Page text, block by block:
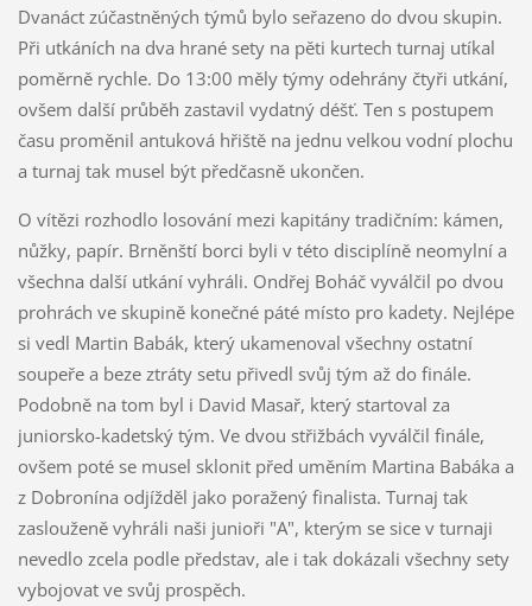
Dvanáct zúčastněných týmů bylo seřazeno do dvou skupin.
Při utkáních na dva hrané sety na pěti kurtech turnaj utíkal
poměrně rychle. Do 13:00 měly týmy odehrány čtyři utkání,
ovšem další průběh zastavil vydatný déšť. Ten s postupem
času proměnil antuková hřiště na jednu velkou vodní plochu
a turnaj tak musel být předčasně ukončen.
O vítězi rozhodlo losování mezi kapitány tradičním: kámen,
nůžky, papír. Brněnští borci byli v této disciplíně neomylní a
všechna další utkání vyhráli. Ondřej Boháč vyválčil po dvou
prohrách ve skupině konečné páté místo pro kadety. Nejlépe
si vedl Martin Babák, který ukamenoval všechny ostatní
soupeře a beze ztráty setu přivedl svůj tým až do finále.
Podobně na tom byl i David Masař, který startoval za
juniorsko-kadetský tým. Ve dvou střižbách vyválčil finále,
ovšem poté se musel sklonit před uměním Martina Babáka a
z Dobronína odjížděl jako poražený finalista. Turnaj tak
zaslouženě vyhráli naši junioři "A", kterým se sice v turnaji
nevedlo zcela podle představ, ale i tak dokázali všechny sety
vybojovat ve svůj prospěch.